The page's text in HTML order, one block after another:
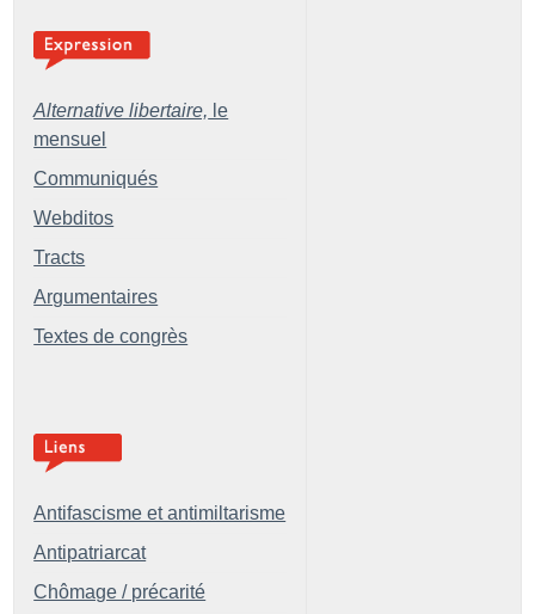
Alternative libertaire, le
mensuel
Communiqués
Webditos
Tracts
Argumentaires
Textes de congrès
Antifascisme et antimiltarisme
Antipatriarcat
Chômage / précarité